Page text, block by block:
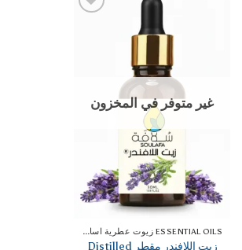
غير متوفر في المخزون
ESSENTIAL OILS زيوت عطرية اساسية
زيت اللافندر مقطر Distilled